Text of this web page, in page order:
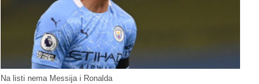
Na listi nema Messija i Ronalda